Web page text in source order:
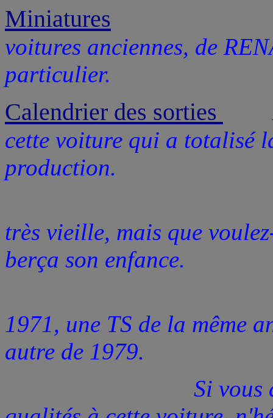
Miniatures
voitures anciennes, de
particulier.
Calendrier des sorties
cette voiture qui a totalisé
production.
très vieille, mais que
berça son enfance.
1971, une TS de la même
autre de 1979.
Si vous aussi